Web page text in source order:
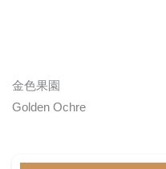
金色果園
Golden Ochre